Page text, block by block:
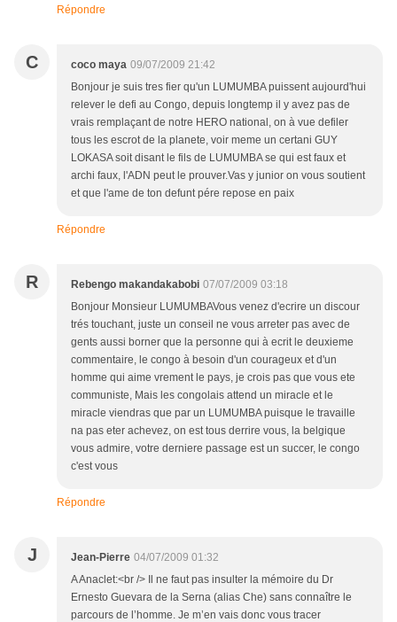
Répondre
C coco maya 09/07/2009 21:42
Bonjour je suis tres fier qu'un LUMUMBA puissent aujourd'hui
relever le defi au Congo, depuis longtemp il y avez pas de
vrais remplaçant de notre HERO national, on à vue defiler
tous les escrot de la planete, voir meme un certani GUY
LOKASA soit disant le fils de LUMUMBA se qui est faux et
archi faux, l'ADN peut le prouver.Vas y junior on vous soutient
et que l'ame de ton defunt pére repose en paix
Répondre
R Rebengo makandakabobi 07/07/2009 03:18
Bonjour Monsieur LUMUMBAVous venez d'ecrire un discour
trés touchant, juste un conseil ne vous arreter pas avec de
gents aussi borner que la personne qui à ecrit le deuxieme
commentaire, le congo à besoin d'un courageux et d'un
homme qui aime vrement le pays, je crois pas que vous ete
communiste, Mais les congolais attend un miracle et le
miracle viendras que par un LUMUMBA puisque le travaille
na pas eter achevez, on est tous derrire vous, la belgique
vous admire, votre derniere passage est un succer, le congo
c'est vous
Répondre
J Jean-Pierre 04/07/2009 01:32
A Anaclet:<br /> Il ne faut pas insulter la mémoire du Dr
Ernesto Guevara de la Serna (alias Che) sans connaître le
parcours de l’homme. Je m’en vais donc vous tracer